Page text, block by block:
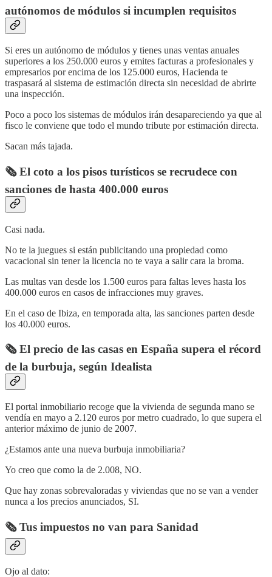
autónomos de módulos si incumplen requisitos
Si eres un autónomo de módulos y tienes unas ventas anuales
superiores a los 250.000 euros y emites facturas a profesionales y
empresarios por encima de los 125.000 euros, Hacienda te
traspasará al sistema de estimación directa sin necesidad de abrirte
una inspección.
Poco a poco los sistemas de módulos irán desapareciendo ya que al
fisco le conviene que todo el mundo tribute por estimación directa.
Sacan más tajada.
🗞️ El coto a los pisos turísticos se recrudece con
sanciones de hasta 400.000 euros
Casi nada.
No te la juegues si están publicitando una propiedad como
vacacional sin tener la licencia no te vaya a salir cara la broma.
Las multas van desde los 1.500 euros para faltas leves hasta los
400.000 euros en casos de infracciones muy graves.
En el caso de Ibiza, en temporada alta, las sanciones parten desde
los 40.000 euros.
🗞️ El precio de las casas en España supera el récord
de la burbuja, según Idealista
El portal inmobiliario recoge que la vivienda de segunda mano se
vendía en mayo a 2.120 euros por metro cuadrado, lo que supera el
anterior máximo de junio de 2007.
¿Estamos ante una nueva burbuja inmobiliaria?
Yo creo que como la de 2.008, NO.
Que hay zonas sobrevaloradas y viviendas que no se van a vender
nunca a los precios anunciados, SI.
🗞️ Tus impuestos no van para Sanidad
Ojo al dato: